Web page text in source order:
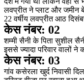
लवप्रीत ने प्लाट और
22 वर्षीय लवप्रीत आठ
केस नंबर: 02
शम्मी सैनी के पिता सुशील
इससे ज्यादा परिवार वालों ने
केस नंबर: 03
गांव कसेरला खुर्द निवासी